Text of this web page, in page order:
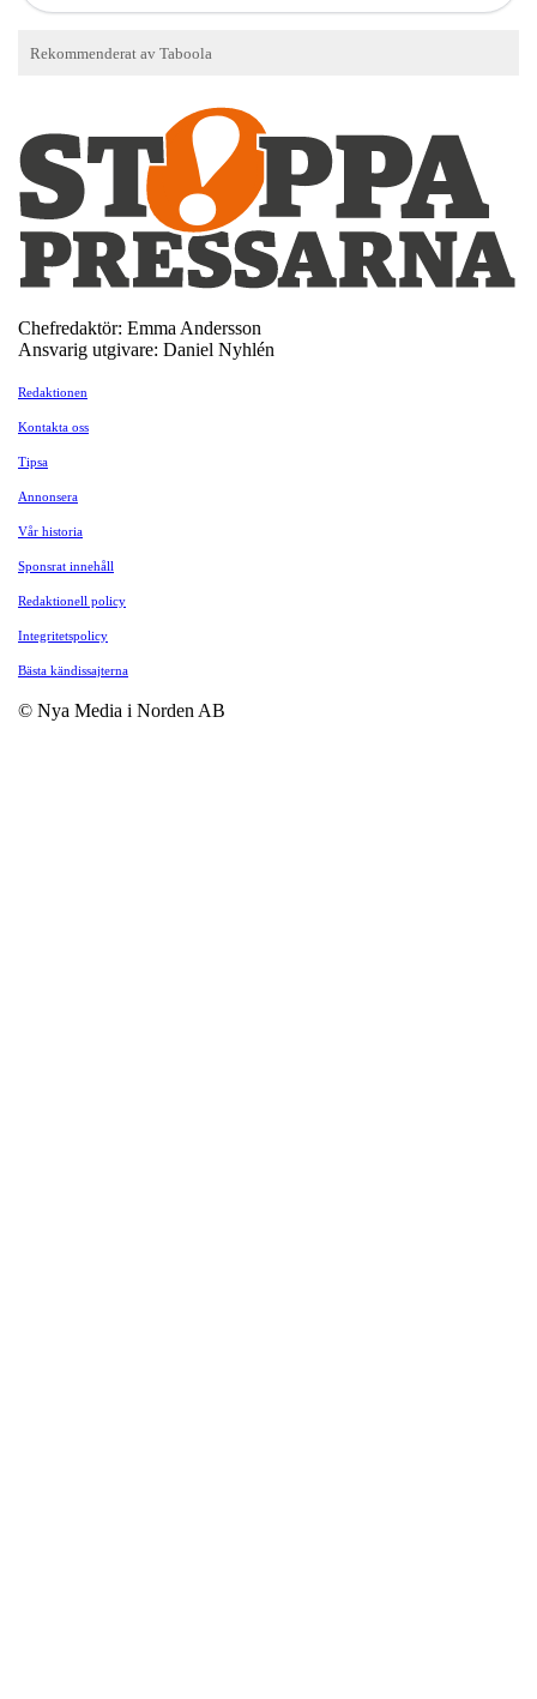
Chefredaktör: Emma Andersson
Ansvarig utgivare: Daniel Nyhlén
Redaktionen
Kontakta oss
Tipsa
Annonsera
Vår historia
Sponsrat innehåll
Redaktionell policy
Integritetspolicy
Bästa kändissajterna
© Nya Media i Norden AB